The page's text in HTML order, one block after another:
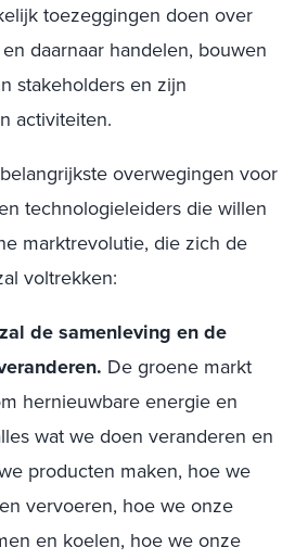
toezeggingen doen over
daarnaar handelen, bouwen
stakeholders en zijn
activiteiten.
overwegingen voor
technologieleiders die willen
marktrevolutie, die zich de
voltrekken:
de samenleving en de
De groene markt
hernieuwbare energie en
wat we doen veranderen en
producten maken, hoe we
vervoeren, hoe we onze
en koelen, hoe we onze